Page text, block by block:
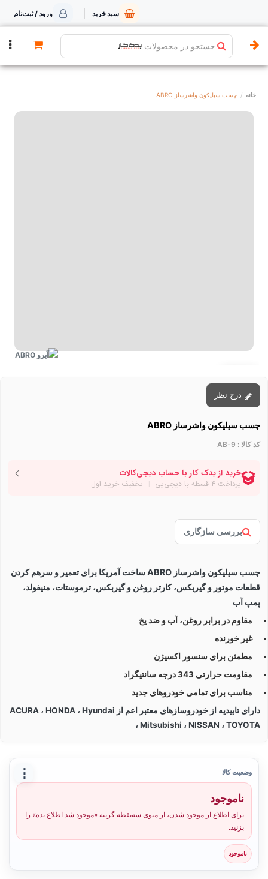
سبد خرید ورود / ثبت‌نام
جستجو در محصولات
خانه چسب سیلیکون واشرساز ABRO
چسب سیلیکون واشرساز ABRO
کد کالا : 9-AB
بررسی سازگاری
چسب سیلیکون واشرساز ABRO ساخت آمریکا برای تعمیر و سرهم کردن
قطعات موتور و گیربکس، کارتر روغن و گیربکس، ترموستات، منیفولد،
پمپ آب
مقاوم در برابر روغن، آب و ضد یخ
غیر خورنده
مطمئن برای سنسور اکسیژن
مقاومت حرارتی 343 درجه سانتیگراد
مناسب برای تمامی خودروهای جدید
دارای تاییدیه از خودروسازهای معتبر اعم از ACURA ، HONDA ، Hyundai
، Mitsubishi ، NISSAN ، TOYOTA
⋮ وضعیت کالا
ناموجود
برای اطلاع از موجود شدن، از منوی سه‌نقطه گزینه «موجود شد اطلاع بده» را
بزنید.
ناموجود